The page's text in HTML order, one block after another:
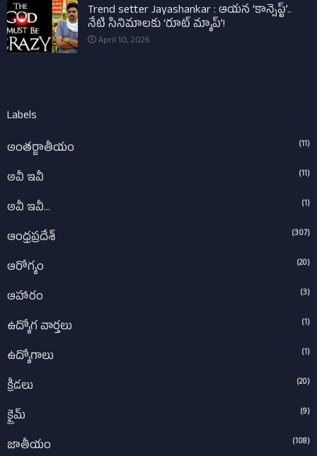
Trend setter Jayashankar : ఆయన ‘కాన్సెప్ట్’..
నేటి సినిమాలకు ‘రూట్ మ్యాప్’!
April 10, 2026
Labels
అంతర్జాతీయం
(11)
అవీ ఇవీ (11)
అవీ ఇవీ... (1)
ఆంధ్రప్రదేశ్‌ (307)
ఆరోగ్యం (20)
ఆహారం (3)
ఉద్యోగ వార్తలు (1)
ఉద్యోగాలు (1)
క్రీడలు (20)
క్రైమ్ (9)
జాతీయం (108)